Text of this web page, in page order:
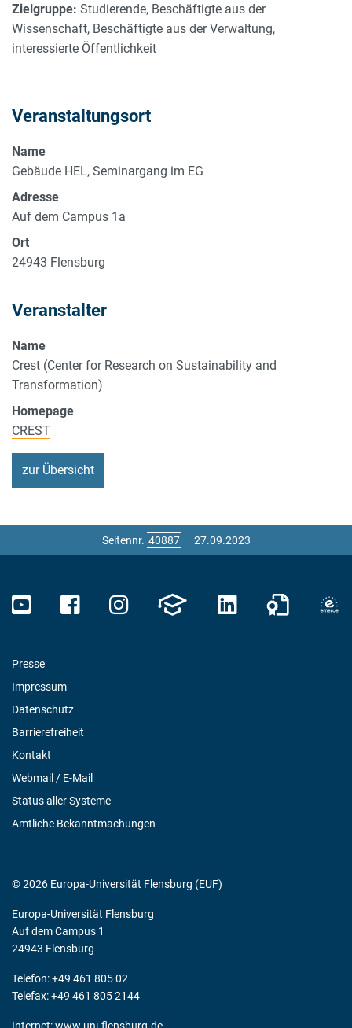
Zielgruppe: Studierende, Beschäftigte aus der
Wissenschaft, Beschäftigte aus der Verwaltung,
interessierte Öffentlichkeit
Veranstaltungsort
Name
Gebäude HEL, Seminargang im EG
Adresse
Auf dem Campus 1a
Ort
24943 Flensburg
Veranstalter
Name
Crest (Center for Research on Sustainability and
Transformation)
Homepage
CREST
zur Übersicht
Seitennr. 27.09.2023
Presse
Impressum
Datenschutz
Barrierefreiheit
Kontakt
Webmail / E-Mail
Status aller Systeme
Amtliche Bekanntmachungen
© 2026 Europa-Universität Flensburg (EUF)
Europa-Universität Flensburg
Auf dem Campus 1
24943 Flensburg
Telefon: +49 461 805 02
Telefax: +49 461 805 2144